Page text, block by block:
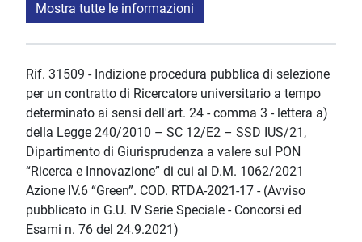
Mostra tutte le informazioni
Rif. 31509 - Indizione procedura pubblica di selezione
per un contratto di Ricercatore universitario a tempo
determinato ai sensi dell'art. 24 - comma 3 - lettera a)
della Legge 240/2010 – SC 12/E2 – SSD IUS/21,
Dipartimento di Giurisprudenza a valere sul PON
“Ricerca e Innovazione” di cui al D.M. 1062/2021
Azione IV.6 “Green”. COD. RTDA-2021-17 - (Avviso
pubblicato in G.U. IV Serie Speciale - Concorsi ed
Esami n. 76 del 24.9.2021)